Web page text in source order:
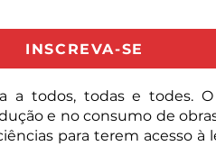
INSCREVA-SE
a todos, todas e todes.
e no consumo de
para terem acesso à